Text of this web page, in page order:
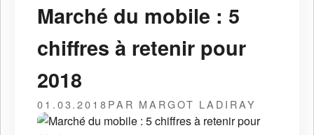
Marché du mobile : 5
chiffres à retenir pour
2018
01.03.2018PAR MARGOT LADIRAY